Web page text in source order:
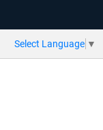
Select Language ▼